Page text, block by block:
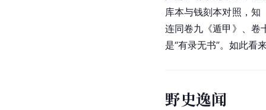
库本与钱刻本对照，知
连同卷九《遁甲》、卷
是“有录无书”。如此看
野史逸闻